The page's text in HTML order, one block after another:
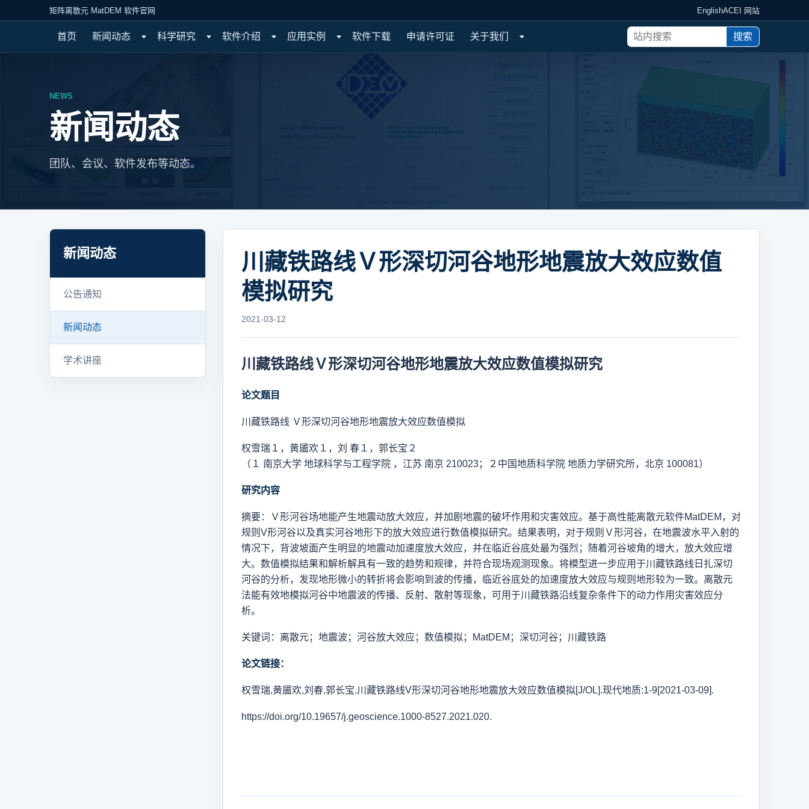
矩阵离散元 MatDEM 软件官网 EnglishACEI 网站
首页 新闻动态 科学研究 软件介绍 应用实例 软件下载 申请许可证 关于我们 搜索
NEWS
新闻动态
团队、会议、软件发布等动态。
新闻动态
公告通知
新闻动态
学术讲座
川藏铁路线Ｖ形深切河谷地形地震放大效应数值
模拟研究
2021-03-12
川藏铁路线Ｖ形深切河谷地形地震放大效应数值模拟研究
论文题目
川藏铁路线 Ｖ形深切河谷地形地震放大效应数值模拟
权雪瑞１，黄靥欢１，刘 春１，郭长宝２
（１ 南京大学 地球科学与工程学院 ，江苏 南京 210023；
２中国地质科学院 地质力学研究所，北京 100081）
研究内容
摘要： Ｖ形河谷场地能产生地震动放大效应，并加剧地震的破坏作用和灾害效应。基于高性能离散元软件MatDEM ，对
规则V形河谷以及真实河谷地形下的放大效应进行数值模拟研究。结果表明，对于规则 Ｖ形河谷，在地震波水平入射的
情况下，背波坡面产生明显的地震动加速度放大效应，并在临近谷底处最为强烈；随着河谷坡角的增大，放大效应增
大。数值模拟结果和解析解具有一致的趋势和规律，并符合现场观测现象。将模型进一步应用于川藏铁路线日扎深切
河谷的分析，发现地形微小的转折将会影响到波的传播，临近谷底处的加速度放大效应与规则地形较为一致。离散元
法能有效地模拟河谷中地震波的传播、反射、散射等现象，可用于川藏铁路沿线复杂条件下的动力作用灾害效应分
析。
关键词： 离散元；地震波；河谷放大效应；数值模拟；MatDEM ；深切河谷；川藏铁路
论文链接：
权雪瑞,黄靥欢,刘春,郭长宝.川藏铁路线V形深切河谷地形地震放大效应数值模拟[J/OL].现代地质:1-9[2021-03-09].
https://doi.org/10.19657/j.geoscience.1000-8527.2021.020.